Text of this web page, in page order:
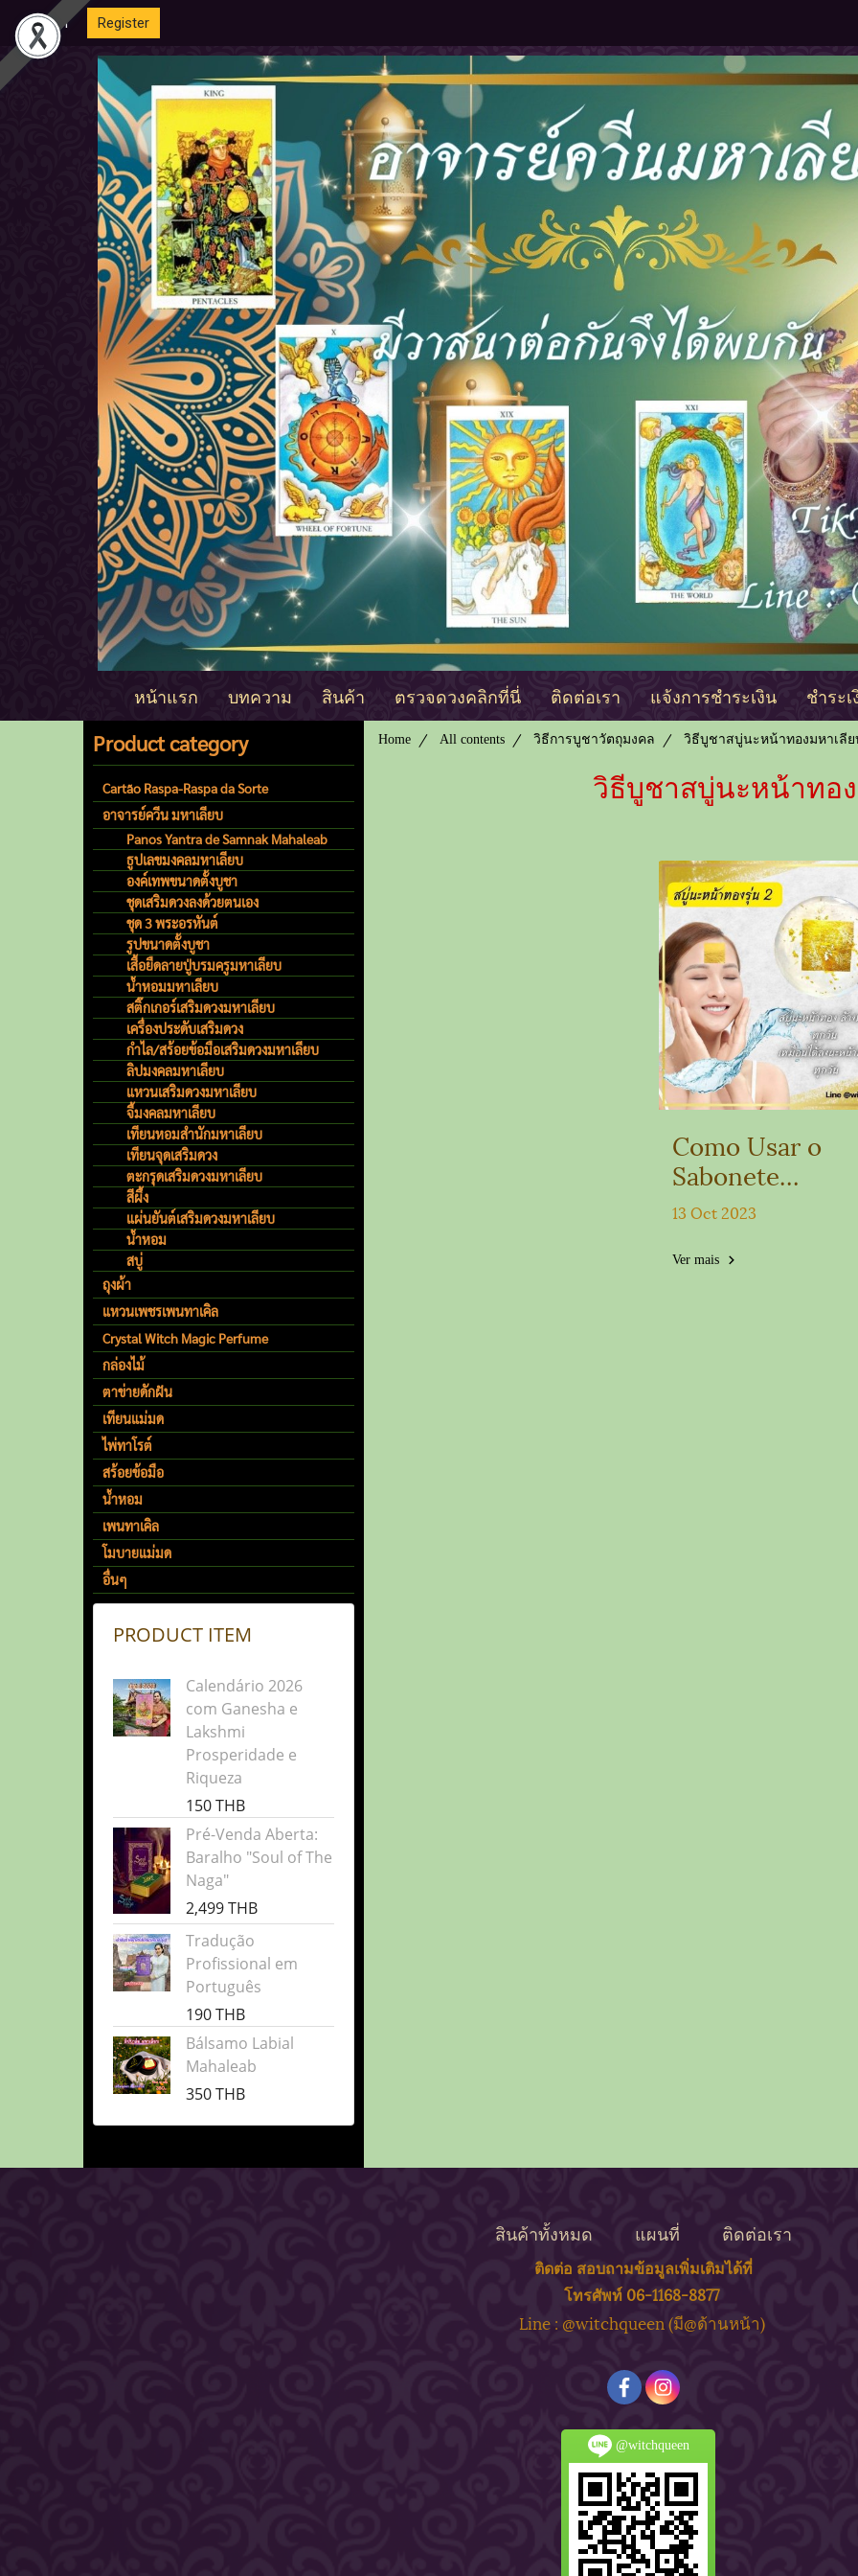
Login Register
หน้าแรก บทความ สินค้า ตรวจดวงคลิกที่นี่ ติดต่อเรา แจ้งการชำระเงิน ชำระ
Home All contents วิธีการบูชาวัตถุมงคล วิธีบูชาสบู่นะหน้าทองมหาเลีย
วิธีบูชาสบู่นะหน้าทอ
Como Usar o
Sabonete
Mahaleab Na
13 Oct 2023
Ver mais
Product category
Cartão Raspa-Raspa da Sorte
อาจารย์ควีน มหาเลียบ
Panos Yantra de Samnak Mahaleab
ธูปเลขมงคลมหาเลียบ
องค์เทพขนาดตั้งบูชา
ชุดเสริมดวงลงด้วยตนเอง
ชุด 3 พระอรหันต์
รูปขนาดตั้งบูชา
เสื้อยืดลายปู่บรมครูมหาเลียบ
น้ำหอมมหาเลียบ
สติ๊กเกอร์เสริมดวงมหาเลียบ
เครื่องประดับเสริมดวง
กำไล/สร้อยข้อมือเสริมดวงมหาเลียบ
ลิปมงคลมหาเลียบ
แหวนเสริมดวงมหาเลียบ
จี้มงคลมหาเลียบ
เทียนหอมสำนักมหาเลียบ
เทียนจุดเสริมดวง
ตะกรุดเสริมดวงมหาเลียบ
สีผึ้ง
แผ่นยันต์เสริมดวงมหาเลียบ
น้ำหอม
สบู่
ถุงผ้า
แหวนเพชรเพนทาเคิล
Crystal Witch Magic Perfume
กล่องไม้
ตาข่ายดักฝัน
เทียนแม่มด
ไพ่ทาโรต์
สร้อยข้อมือ
น้ำหอม
เพนทาเคิล
โมบายแม่มด
อื่นๆ
PRODUCT ITEM
Calendário 2026
com Ganesha e
Lakshmi
Prosperidade e
Riqueza
150 THB
Pré-Venda Aberta:
Baralho "Soul of The
Naga"
2,499 THB
Tradução
Profissional em
Português
190 THB
Bálsamo Labial
Mahaleab
350 THB
สินค้าทั้งหมด แผนที่ ติดต่อเรา
ติดต่อ สอบถามข้อมูลเพิ่มเติมได้ที่
โทรศัพท์ 06-1168-8877
Line : @witchqueen (มี@ด้านหน้า)
@witchqueen